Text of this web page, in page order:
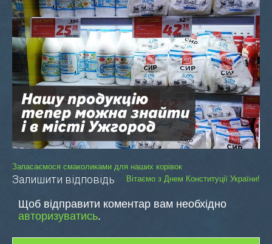
Навігація
записів
Запасаємося смаколиками для наших корівок
Вітаємо з Днем Конституції України!
Залишити відповідь
Щоб відправити коментар вам необхідно
авторизуватись.